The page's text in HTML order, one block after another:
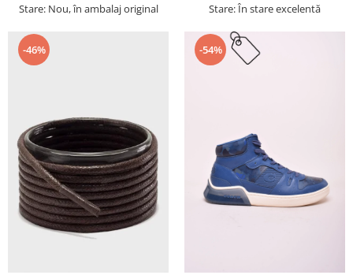
Stare: Nou, în ambalaj original Stare: În stare excelentă
-46% -54%